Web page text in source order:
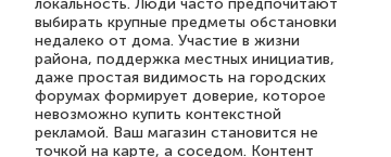
локальность. Люди часто предпочитают
выбирать крупные предметы обстановки
недалеко от дома. Участие в жизни
района, поддержка местных инициатив,
даже простая видимость на городских
форумах формирует доверие, которое
невозможно купить контекстной
рекламой. Ваш магазин становится не
точкой на карте, а соседом. Контент